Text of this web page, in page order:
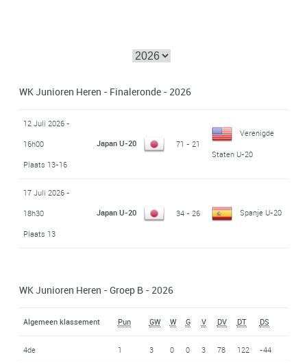
WK Junioren Heren - Finaleronde - 2026
12 Juli 2026 -
16h00
Plaats 13-16
Japan U-20 71 - 21
Verenigde
Staten U-20
17 Juli 2026 -
18h30
Plaats 13
Japan U-20 34 - 26 Spanje U-20
WK Junioren Heren - Groep B - 2026
Algemeen klassement Pun GW W G V DV DT DS
4de 1 3 0 0 3 78 122 -44